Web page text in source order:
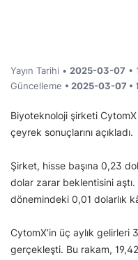
Yayın Tarihi • 2025-03-07 •
Güncelleme • 2025-03-07 •
Biyoteknoloji şirketi
çeyrek sonuçlarını açıkladı.
Şirket, hisse başına 0,23
dolar zarar beklentisini aştı.
dönemindeki 0,01 dolarlık
CytomX’in üç aylık gelirleri
gerçekleşti. Bu rakam,